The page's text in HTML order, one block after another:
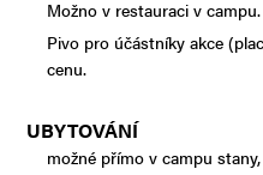
Možno v restauraci v campu.
Pivo pro účástníky akce
cenu.
UBYTOVÁNÍ
možné přímo v campu